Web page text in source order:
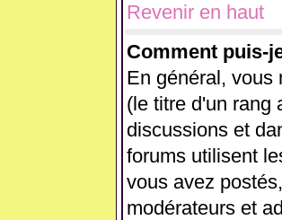
Revenir en haut
Comment puis-
En général, vous
(le titre d'un rang
discussions et
forums utilisent
vous avez
modérateurs et